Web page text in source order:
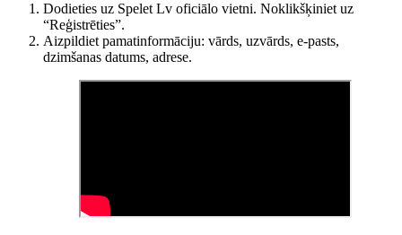
Dodieties uz Spelet Lv oficiālo vietni. Noklikšķiniet uz
“Reģistrēties”.
Aizpildiet pamatinformāciju: vārds, uzvārds, e-pasts,
dzimšanas datums, adrese.